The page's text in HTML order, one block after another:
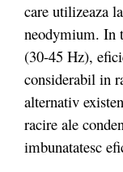
care utilizeaza
neodymium. In
(30-45 Hz),
considerabil in
alternativ
racire ale
imbunatatesc